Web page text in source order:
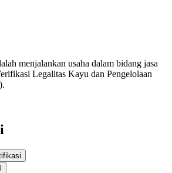
menjalankan usaha dalam bidang jasa
Legalitas Kayu dan Pengelolaan